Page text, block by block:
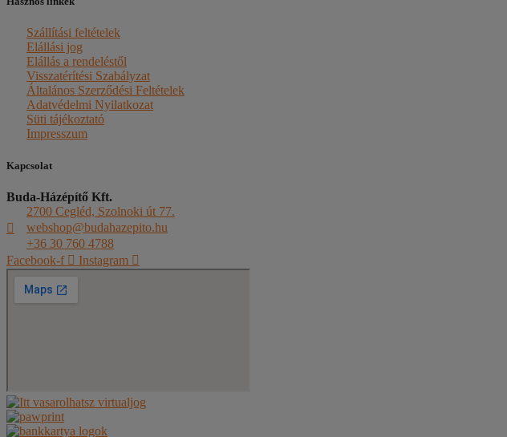
Szállítási feltételek
Elállási jog
Elállás a rendeléstől
Visszatérítési Szabályzat
Általános Szerződési Feltételek
Adatvédelmi Nyilatkozat
Süti tájékoztató
Impresszum
Kapcsolat
Buda-Házépítő Kft.
2700 Cegléd, Szolnoki út 77.
webshop@budahazepito.hu
+36 30 760 4788
Facebook-f
Instagram